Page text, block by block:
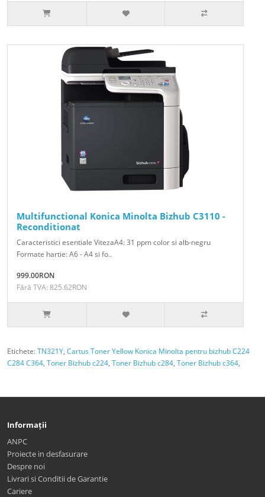
Multifunctional Konica Minolta Bizhub C3110 -
Reconditionat
Caracteristici esentiale VitezaA4: 31 ppm color si alb-negru
Formate hartie: A6 - A4 si fo..
999.00RON
Fără TVA: 825.62RON
Etichete:TN321Y, Cartus Toner Yellow Konica Minolta pentru bizhub C224
C284 C364, Toner Bizhub c224, Toner Bizhub c284, Toner Bizhub c364,
Informații
ANPC
Proiecte in desfasurare
Despre noi
Livrari si Conditii de Garantie
Cariere